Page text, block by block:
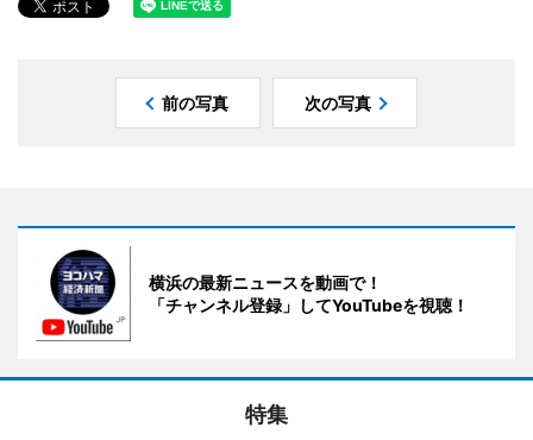
前の写真 次の写真
横浜の最新ニュースを動画で！
「チャンネル登録」してYouTubeを視聴！
特集